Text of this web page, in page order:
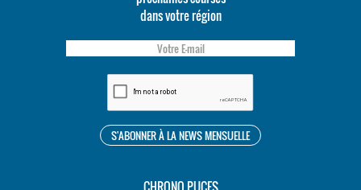
dans votre région